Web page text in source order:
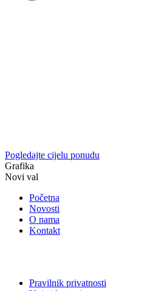
Pogledajte cijelu ponudu
Grafika
Novi val
Početna
Novosti
O nama
Kontakt
Pravilnik privatnosti